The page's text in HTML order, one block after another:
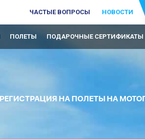
ЧАСТЫЕ ВОПРОСЫ НОВОСТИ
ПОЛЕТЫ ПОДАРОЧНЫЕ СЕРТИФИКАТЫ
РЕГИСТРАЦИЯ НА ПОЛЕТЫ НА